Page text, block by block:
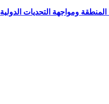
ومواجهة التحديات الدولية